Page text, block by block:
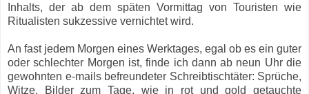
Inhalts, der ab dem späten Vormittag von Touristen wie
Ritualisten sukzessive vernichtet wird.
An fast jedem Morgen eines Werktages, egal ob es ein guter
oder schlechter Morgen ist, finde ich dann ab neun Uhr die
gewohnten e-mails befreundeter Schreibtischtäter: Sprüche,
Witze, Bilder zum Tage, wie in rot und gold getauchte